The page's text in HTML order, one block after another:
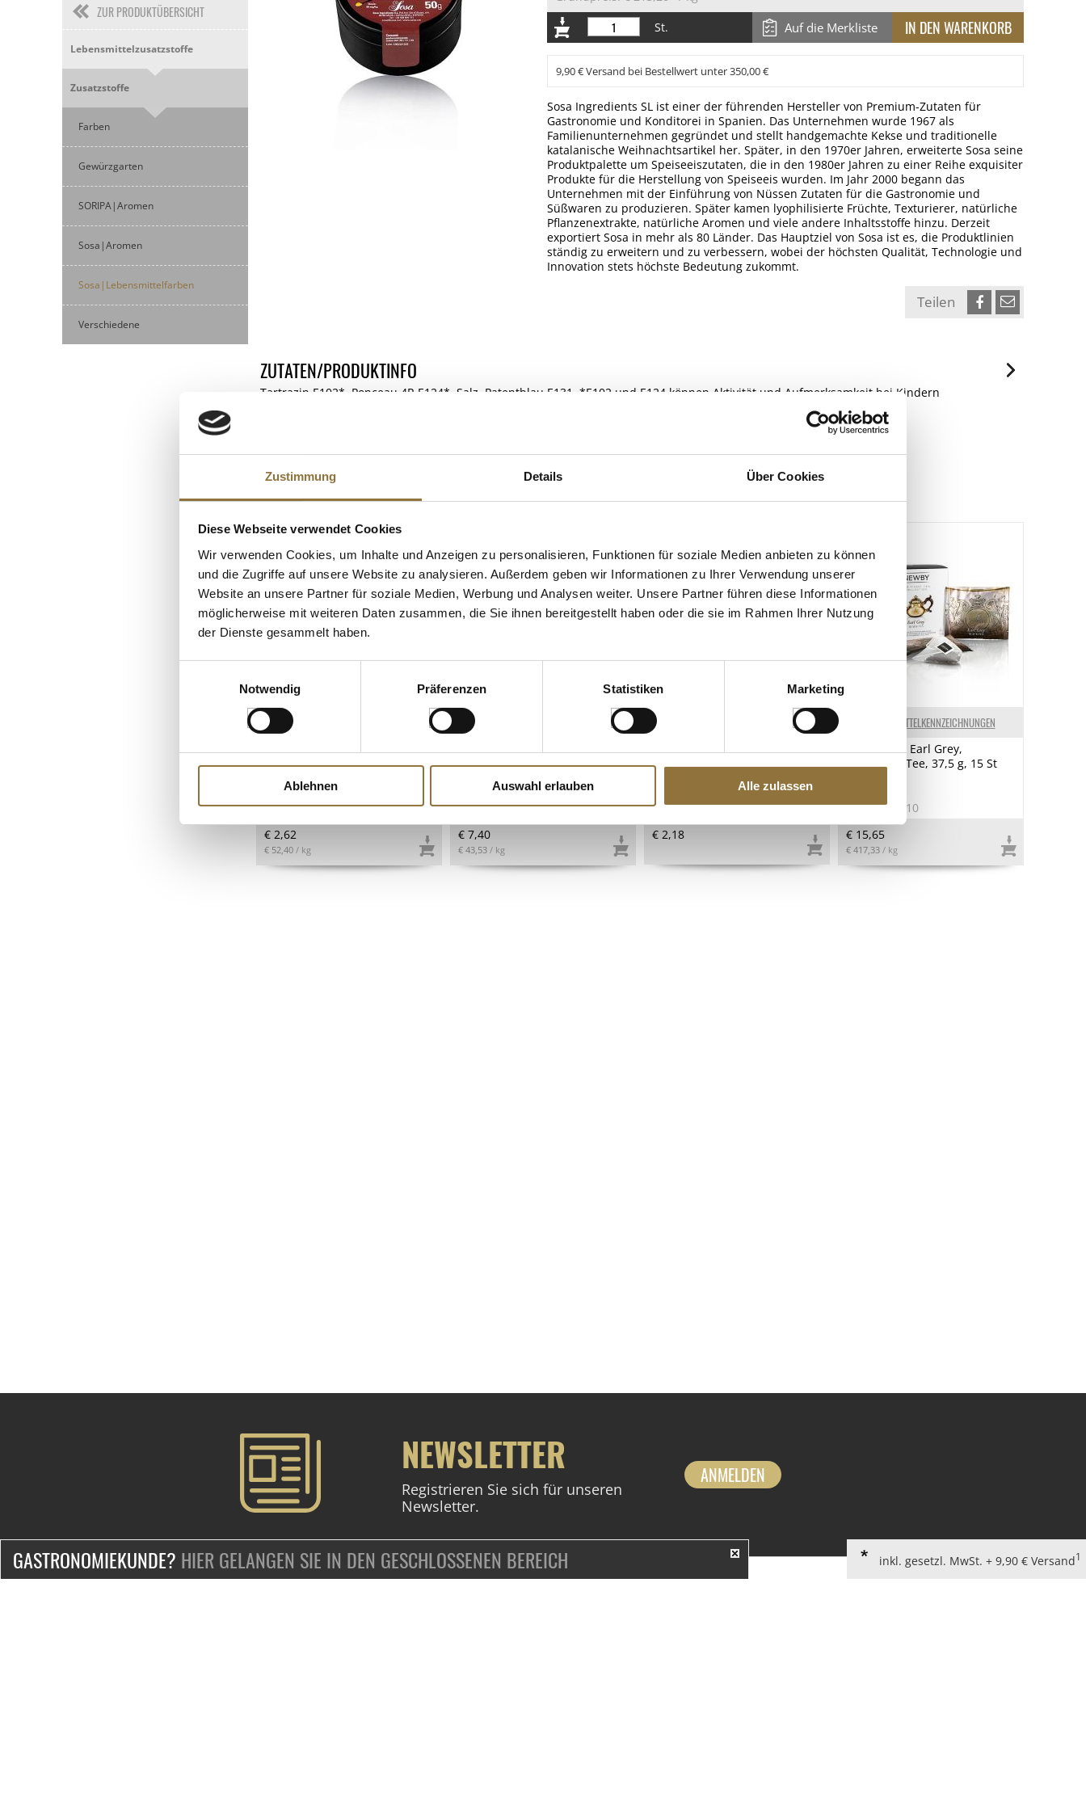
Zustimmung Details Über Cookies
Diese Webseite verwendet Cookies
Wir verwenden Cookies, um Inhalte und Anzeigen zu personalisieren, Funktionen für soziale Medien anbieten zu können
und die Zugriffe auf unsere Website zu analysieren. Außerdem geben wir Informationen zu Ihrer Verwendung unserer
Website an unsere Partner für soziale Medien, Werbung und Analysen weiter. Unsere Partner führen diese Informationen
möglicherweise mit weiteren Daten zusammen, die Sie ihnen bereitgestellt haben oder die sie im Rahmen Ihrer Nutzung
der Dienste gesammelt haben.
Notwendig
Präferenzen Statistiken Marketing
Ablehnen Auswahl erlauben Alle zulassen
ZUR PRODUKTÜBERSICHT
Lebensmittelzusatzstoffe
Zusatzstoffe
Farben
Gewürzgarten
SORIPA|Aromen
Sosa|Aromen
Sosa|Lebensmittelfarben
Verschiedene
St.
Auf die Merkliste
9,90 € Versand bei Bestellwert unter 350,00 €
Sosa Ingredients SL ist einer der führenden Hersteller von Premium-Zutaten für
Gastronomie und Konditorei in Spanien. Das Unternehmen wurde 1967 als
Familienunternehmen gegründet und stellt handgemachte Kekse und traditionelle
katalanische Weihnachtsartikel her. Später, in den 1970er Jahren, erweiterte Sosa seine
Produktpalette um Speiseeiszutaten, die in den 1980er Jahren zu einer Reihe exquisiter
Produkte für die Herstellung von Speiseeis wurden. Im Jahr 2000 begann das
Unternehmen mit der Einführung von Nüssen Zutaten für die Gastronomie und
Süßwaren zu produzieren. Später kamen lyophilisierte Früchte, Texturierer, natürliche
Pflanzenextrakte, natürliche Aromen und viele andere Inhaltsstoffe hinzu. Derzeit
exportiert Sosa in mehr als 80 Länder. Das Hauptziel von Sosa ist es, die Produktlinien
ständig zu erweitern und zu verbessern, wobei der höchsten Qualität, Technologie und
Innovation stets höchste Bedeutung zukommt.
Teilen
ZUTATEN/PRODUKTINFO
Tartrazin E102*, Ponceau 4R E124*, Salz, Patentblau E131. *E102 und E124 können Aktivität und Aufmerksamkeit bei Kindern
Verantwortlicher Unternehmer: Sosa Ingredients, S.L.U. Colonia Galobart S/N, 08270 Navarcles, Barcelona, Spanien
KUNDEN KAUFTEN AUCH
LEBENSMITTELKENNZEICHNUNGEN
Tannenhonig, Portionsglas,
Imkerei Feldt, 50 g
Art.Nr.:64758
€ 2,62
€ 52,40 / kg
Enten-Rillette,
Entenfleischpastete, Feyel, 170
Art.Nr.:67635
€ 7,40
€ 43,53 / kg
LEBENSMITTELKENNZEICHNUNGEN
Meersalz, grob, trocken,
Italien, 1 kg
Art.Nr.:12697
€ 2,18
LEBENSMITTELKENNZEICHNUNGEN
Newby Tea Earl Grey,
schwarzer Tee, 37,5 g, 15 St
Art.Nr.:45710
€ 15,65
€ 417,33 / kg
NEWSLETTER
Registrieren Sie sich für unseren
Newsletter.
ANMELDEN
GASTRONOMIEKUNDE? HIER GELANGEN SIE IN DEN GESCHLOSSENEN BEREICH inkl. gesetzl. MwSt. + 9,90 € Versand1